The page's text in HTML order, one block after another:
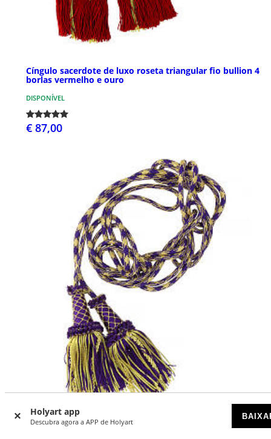
Holyart app
Descubra agora a APP de Holyart
Cíngulo sacerdote de luxo roseta triangular fio bullion 4
borlas vermelho e ouro
DISPONÍVEL
€ 87,00
-15
Cíngulo de luxo roxo ouro borla madeira fio bullion